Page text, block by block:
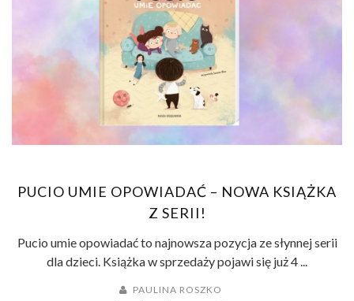
PUCIO UMIE OPOWIADAĆ – NOWA KSIĄŻKA
Z SERII!
Pucio umie opowiadać to najnowsza pozycja ze słynnej serii
dla dzieci. Książka w sprzedaży pojawi się już 4 ...
PAULINA ROSZKO